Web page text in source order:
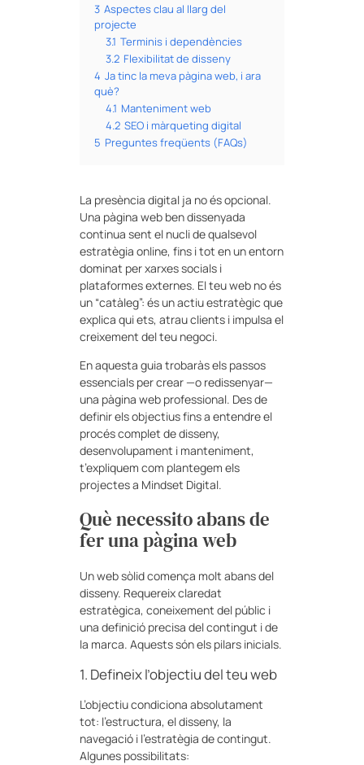
3 Aspectes clau al llarg del
projecte
3.1 Terminis i dependències
3.2 Flexibilitat de disseny
4 Ja tinc la meva pàgina web, i ara
què?
4.1 Manteniment web
4.2 SEO i màrqueting digital
5 Preguntes freqüents (FAQs)
La presència digital ja no és opcional.
Una pàgina web ben dissenyada
continua sent el nucli de qualsevol
estratègia online, fins i tot en un entorn
dominat per xarxes socials i
plataformes externes. El teu web no és
un “catàleg”: és un actiu estratègic que
explica qui ets, atrau clients i impulsa el
creixement del teu negoci.
En aquesta guia trobaràs els passos
essencials per crear —o redissenyar—
una pàgina web professional. Des de
definir els objectius fins a entendre el
procés complet de disseny,
desenvolupament i manteniment,
t’expliquem com plantegem els
projectes a Mindset Digital.
Què necessito abans de
fer una pàgina web
Un web sòlid comença molt abans del
disseny. Requereix claredat
estratègica, coneixement del públic i
una definició precisa del contingut i de
la marca. Aquests són els pilars inicials.
1. Defineix l’objectiu del teu web
L’objectiu condiciona absolutament
tot: l’estructura, el disseny, la
navegació i l’estratègia de contingut.
Algunes possibilitats: